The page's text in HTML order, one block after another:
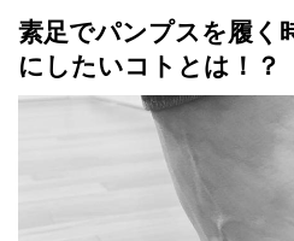
素足でパンプスを履く
にしたいコトとは！？